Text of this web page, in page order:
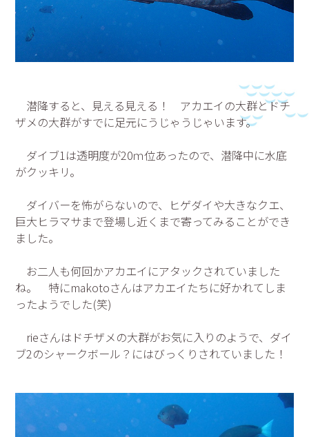
潜降すると、見える見える！ アカエイの大群とドチ
ザメの大群がすでに足元にうじゃうじゃいます。
ダイブ1は透明度が20ｍ位あったので、潜降中に水底
がクッキリ。
ダイバーを怖がらないので、ヒゲダイや大きなクエ、
巨大ヒラマサまで登場し近くまで寄ってみることができ
ました。
お二人も何回かアカエイにアタックされていました
ね。 特にmakotoさんはアカエイたちに好かれてしま
ったようでした(笑)
rieさんはドチザメの大群がお気に入りのようで、ダイ
ブ2のシャークボール？にはびっくりされていました！